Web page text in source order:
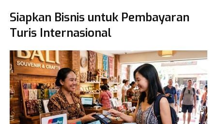
Siapkan Bisnis untuk Pembayaran
Turis Internasional